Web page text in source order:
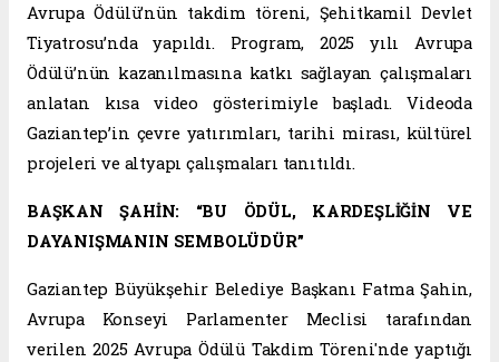
Avrupa Ödülü’nün takdim töreni, Şehitkamil Devlet
Tiyatrosu’nda yapıldı. Program, 2025 yılı Avrupa
Ödülü’nün kazanılmasına katkı sağlayan çalışmaları
anlatan kısa video gösterimiyle başladı. Videoda
Gaziantep’in çevre yatırımları, tarihi mirası, kültürel
projeleri ve altyapı çalışmaları tanıtıldı.
BAŞKAN ŞAHİN: “BU ÖDÜL, KARDEŞLİĞİN VE
DAYANIŞMANIN SEMBOLÜDÜR”
Gaziantep Büyükşehir Belediye Başkanı Fatma Şahin,
Avrupa Konseyi Parlamenter Meclisi tarafından
verilen 2025 Avrupa Ödülü Takdim Töreni'nde yaptığı